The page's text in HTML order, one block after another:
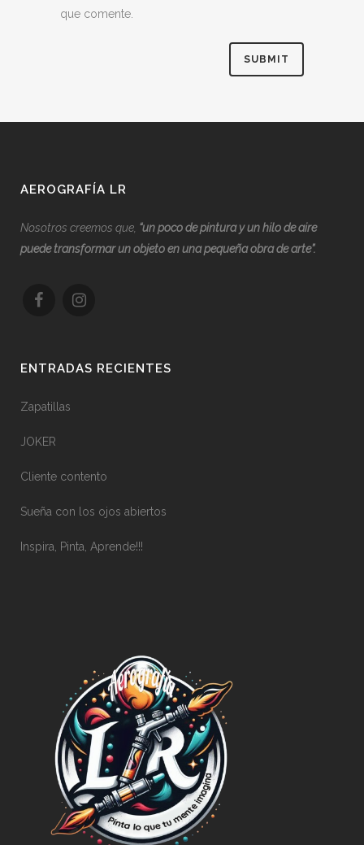
que comente.
AEROGRAFÍA LR
Nosotros creemos que, “un poco de pintura y un hilo de aire
puede transformar un objeto en una pequeña obra de arte”.
ENTRADAS RECIENTES
Zapatillas
JOKER
Cliente contento
Sueña con los ojos abiertos
Inspira, Pinta, Aprende!!!